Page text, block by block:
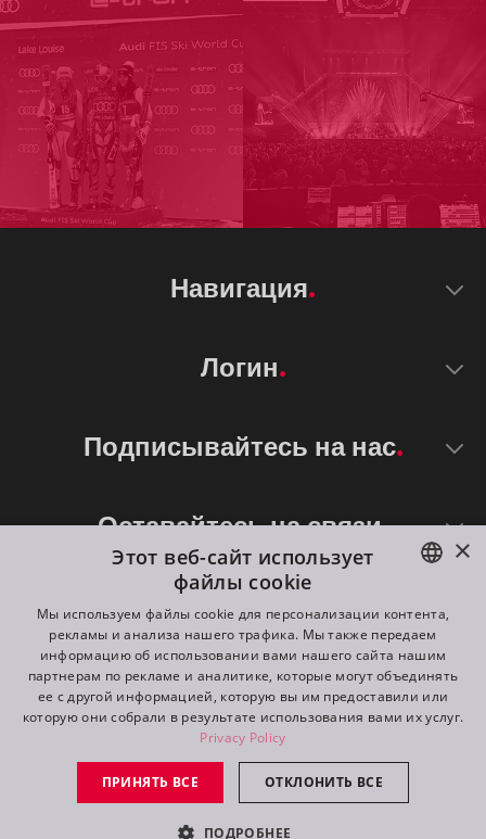
Навигация
Логин
Подписывайтесь на нас
Оставайтесь на связи
©2026 ROBE lighting s.r.o.
All rights reserved. Created by
Switch to desktop mode
ENGLISH
DE
FR
RU
×
Этот веб-сайт использует
файлы cookie
Мы используем файлы cookie для персонализации контента,
рекламы и анализа нашего трафика. Мы также передаем
информацию об использовании вами нашего сайта нашим
партнерам по рекламе и аналитике, которые могут объединять
ее с другой информацией, которую вы им предоставили или
которую они собрали в результате использования вами их услуг.
Privacy Policy
ПРИНЯТЬ ВСЕ ОТКЛОНИТЬ ВСЕ
ПОДРОБНЕЕ